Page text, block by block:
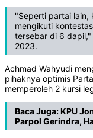
"Seperti partai lain,
mengikuti
tersebar di 6 dapil,"
2023.
Achmad Wahyudi
pihaknya optimis
memperoleh 2 kursi
Baca Juga:KPU
Parpol Gerindra,